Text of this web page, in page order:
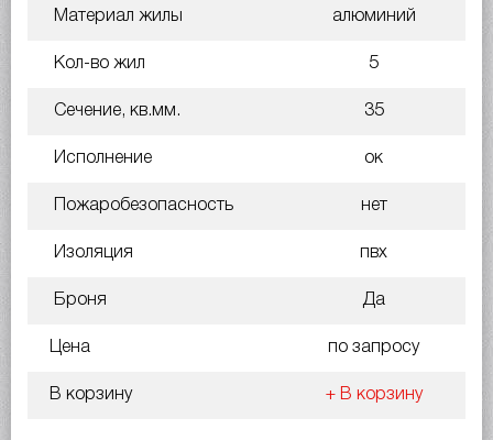
Материал жилы алюминий
Кол-во жил 5
Сечение, кв.мм. 35
Исполнение ок
Пожаробезопасность нет
Изоляция пвх
Броня Да
Цена по запросу
В корзину + В корзину